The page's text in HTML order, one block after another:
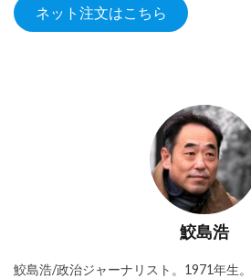
ネット注文はこちら
鮫島浩
鮫島浩/政治ジャーナリスト。1971年生